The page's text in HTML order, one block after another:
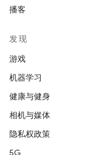
播客
发现
游戏
机器学习
健康与健身
相机与媒体
隐私权政策
5G